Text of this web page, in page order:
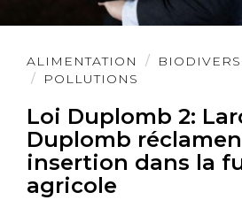
ALIMENTATION
POLLUTIONS
Loi Duplomb 2:
Duplomb
insertion dans la
agricole
Lire
l'article